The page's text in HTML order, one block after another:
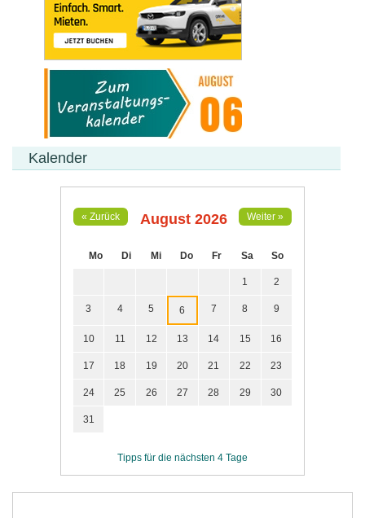
Kalender
« Zurück August 2026 Weiter »
Mo Di Mi Do Fr Sa So
1 2
3 4 5 6 7 8 9
10 11 12 13 14 15 16
17 18 19 20 21 22 23
24 25 26 27 28 29 30
31
Tipps für die nächsten 4 Tage